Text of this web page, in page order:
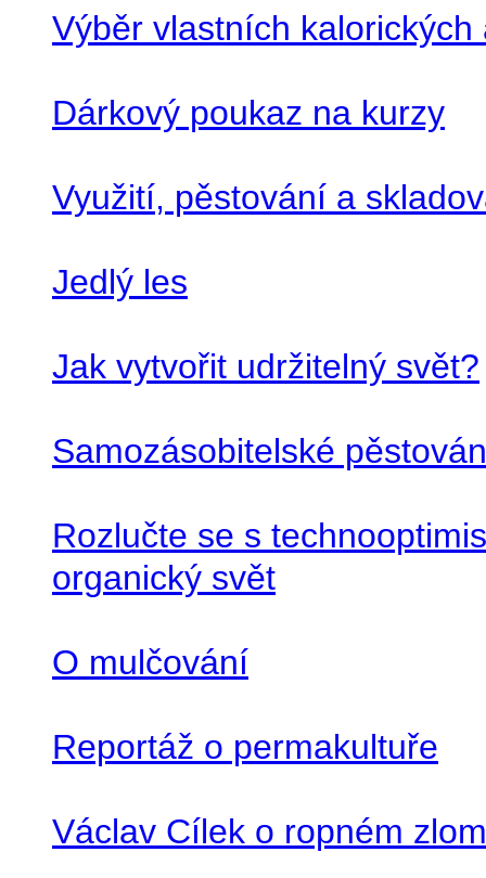
Výběr vlastních
Dárkový poukaz na kurzy
Využití, pěstování a
Jedlý les
Jak vytvořit udržitelný svět?
Samozásobitelské
Rozlučte se s
organický svět
O mulčování
Reportáž o permakultuře
Václav Cílek o ropném